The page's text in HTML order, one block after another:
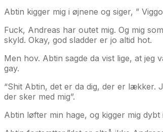
Abtin kigger mig i øjnene og siger, ”
Fuck, Andreas har outet mig. Og mig
skyld. Okay, god sladder er jo altid hot.
Men hov. Abtin sagde da vist lige, at jeg
gay.
“Shit Abtin, det er da dig, der er lækker.
der sker med mig”.
Abtin løfter min hage, og kigger mig dybt